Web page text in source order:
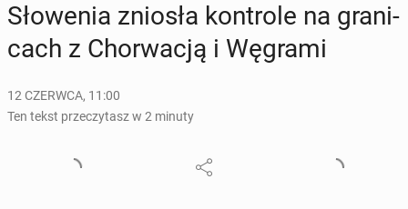
Sło­we­nia zniosła kon­tro­le na gra­ni­
cach z Chor­wa­cją i Węgrami
12 CZERWCA, 11:00
Ten tekst przeczytasz w 2 minuty